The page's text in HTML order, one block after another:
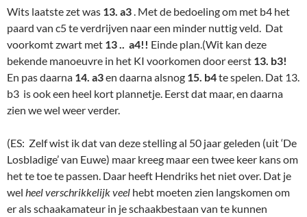
Wits laatste zet was 13. a3. Met de bedoeling om met b4 het
paard van c5 te verdrijven naar een minder nuttig veld. Dat
voorkomt zwart met 13 .. a4!! Einde plan.(Wit kan deze
bekende manoeuvre in het KI voorkomen door eerst 13. b3!
En pas daarna 14. a3en daarna alsnog 15. b4te spelen. Dat 13.
b3 is ook een heel kort plannetje. Eerst dat maar, en daarna
zien we wel weer verder.
(ES: Zelf wist ik dat van deze stelling al 50 jaar geleden (uit ‘De
Losbladige’ van Euwe) maar kreeg maar een twee keer kans om
het te toe te passen. Daar heeft Hendriks het niet over. Dat je
wel heel verschrikkelijk veel hebt moeten zien langskomen om
er als schaakamateur in je schaakbestaan van te kunnen